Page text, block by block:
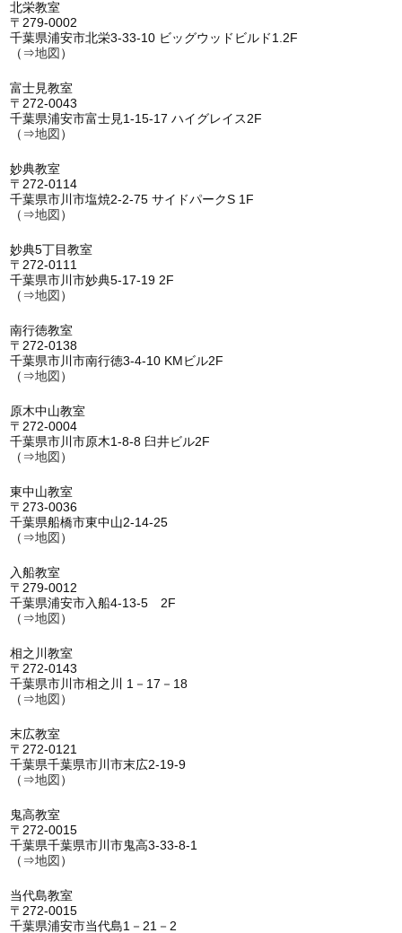
北栄教室
〒279-0002
千葉県浦安市北栄3-33-10 ビッグウッドビルド1.2F
（⇒地図 ）
富士見教室
〒272-0043
千葉県浦安市富士見1-15-17 ハイグレイス2F
（⇒地図 ）
妙典教室
〒272-0114
千葉県市川市塩焼2-2-75 サイドパークS 1F
（⇒地図 ）
妙典5丁目教室
〒272-0111
千葉県市川市妙典5-17-19 2F
（⇒地図 ）
南行徳教室
〒272-0138
千葉県市川市南行徳3-4-10 KMビル2F
（⇒地図 ）
原木中山教室
〒272-0004
千葉県市川市原木1-8-8 臼井ビル2F
（⇒地図 ）
東中山教室
〒273-0036
千葉県船橋市東中山2-14-25
（⇒地図 ）
入船教室
〒279-0012
千葉県浦安市入船4-13-5 2F
（⇒地図 ）
相之川教室
〒272-0143
千葉県市川市相之川 1－17－18
（⇒地図 ）
末広教室
〒272-0121
千葉県千葉県市川市末広2-19-9
（⇒地図 ）
鬼高教室
〒272-0015
千葉県千葉県市川市鬼高3-33-8-1
（⇒地図 ）
当代島教室
〒272-0015
千葉県浦安市当代島1－21－2